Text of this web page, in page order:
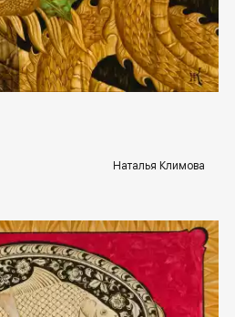
spb.rakovgallery.ru
Наталья Климова